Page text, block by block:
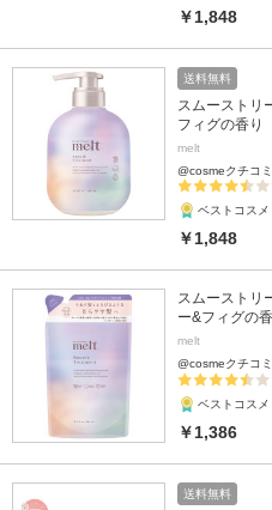
￥1,848
送料無料
スムーストリ
フィグの香り
melt
@cosmeクチコ
ベストコスメ
￥1,848
スムーストリ
ー&フィグの
melt
@cosmeクチコ
ベストコスメ
￥1,386
送料無料